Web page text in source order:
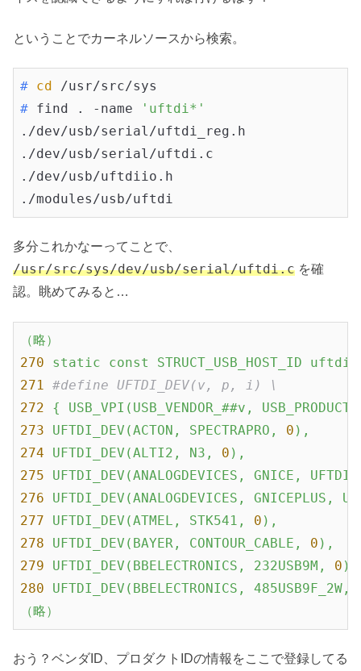
ということでカーネルソースから検索。
# cd /usr/src/sys
# find . -name
'uftdi*'
./dev/usb/serial/uftdi_reg.h
./dev/usb/serial/uftdi.c
./dev/usb/uftdiio.h
./modules/usb/uftdi
多分これかなーってことで、
/usr/src/sys/dev/usb/serial/uftdi.c を確
認。眺めてみると…
（略）
270
static const STRUCT_USB_HOST_ID
271
#define UFTDI_DEV(v, p, i) \
272
{ USB_VPI(USB_VENDOR_##v,
273
UFTDI_DEV(ACTON, SPECTRAPRO, 0 ),
274
UFTDI_DEV(ALTI2, N3, 0 ),
275
UFTDI_DEV(ANALOGDEVICES, GNICE,
276
UFTDI_DEV(ANALOGDEVICES, GNICEPLUS,
277
UFTDI_DEV(ATMEL, STK541, 0 ),
278
UFTDI_DEV(BAYER, CONTOUR_CABLE, 0 ),
279
UFTDI_DEV(BBELECTRONICS, 232USB9M, 0 ),
280
UFTDI_DEV(BBELECTRONICS, 485USB9F_2W,
（略）
おう？ベンダID、プロダクトIDの情報をここで登録してる